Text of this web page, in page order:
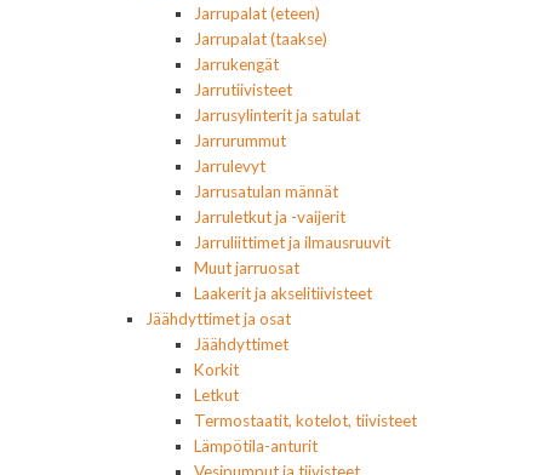
Jarrupalat (eteen)
Jarrupalat (taakse)
Jarrukengät
Jarrutiivisteet
Jarrusylinterit ja satulat
Jarrurummut
Jarrulevyt
Jarrusatulan männät
Jarruletkut ja -vaijerit
Jarruliittimet ja ilmausruuvit
Muut jarruosat
Laakerit ja akselitiivisteet
Jäähdyttimet ja osat
Jäähdyttimet
Korkit
Letkut
Termostaatit, kotelot, tiivisteet
Lämpötila-anturit